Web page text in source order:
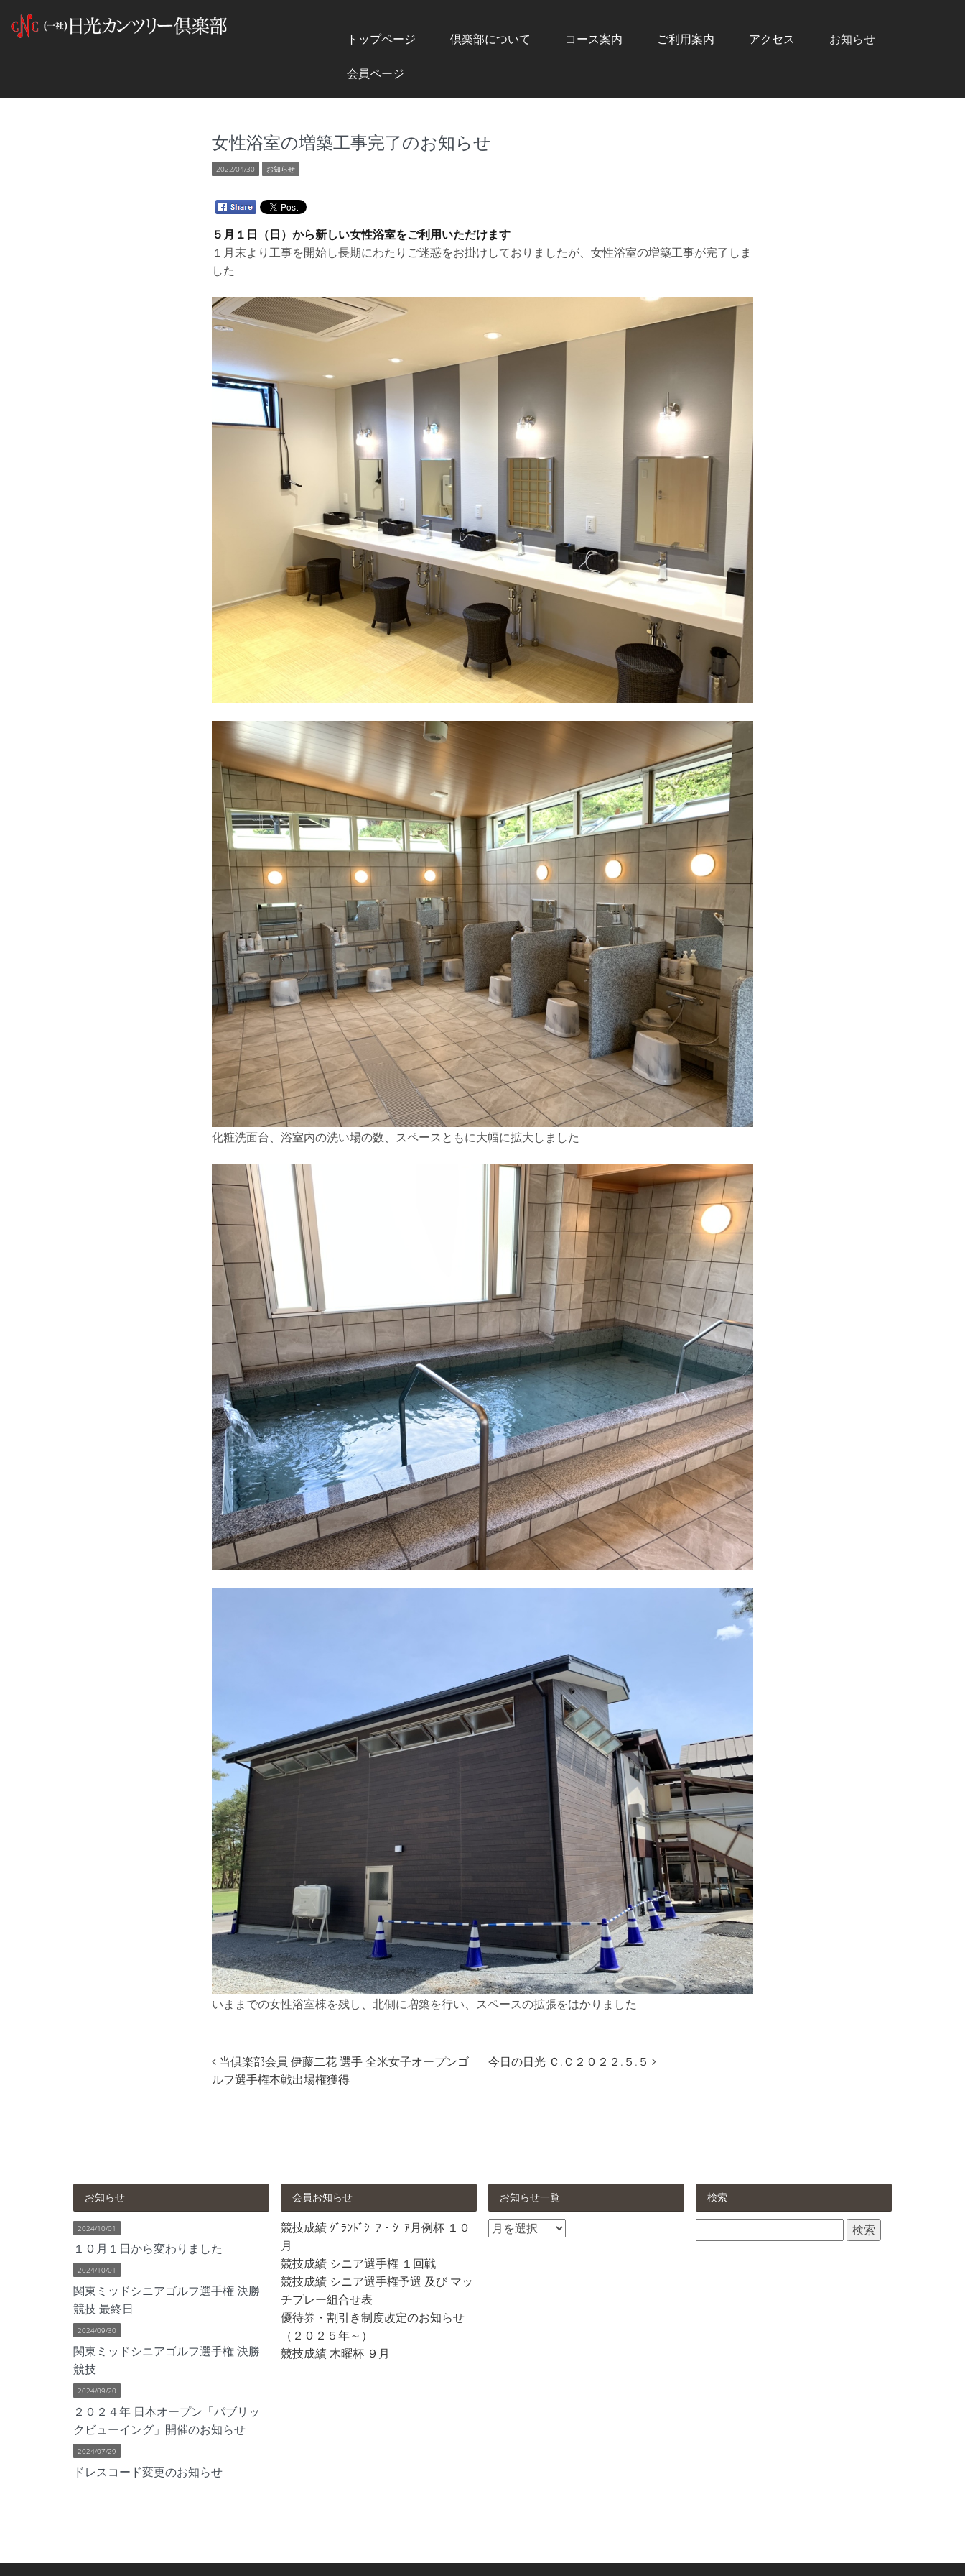
トップページ 倶楽部について コース案内 ご利用案内 アクセス お知らせ
会員ページ
女性浴室の増築工事完了のお知らせ
2022/04/30 お知らせ
５月１日（日）から新しい女性浴室をご利用いただけます
１月末より工事を開始し長期にわたりご迷惑をお掛けしておりましたが、女性浴室の増築工事が完了しま
した
化粧洗面台、浴室内の洗い場の数、スペースともに大幅に拡大しました
いままでの女性浴室棟を残し、北側に増築を行い、スペースの拡張をはかりました
当倶楽部会員 伊藤二花 選手 全米女子オープンゴ
ルフ選手権本戦出場権獲得
今日の日光 Ｃ.Ｃ２０２２.５.５
お知らせ
2024/10/01
１０月１日から変わりました
2024/10/01
関東ミッドシニアゴルフ選手権 決勝
競技 最終日
2024/09/30
関東ミッドシニアゴルフ選手権 決勝
競技
2024/09/20
２０２４年 日本オープン「パブリッ
クビューイング」開催のお知らせ
2024/07/29
ドレスコード変更のお知らせ
会員お知らせ
競技成績 ｸﾞﾗﾝﾄﾞｼﾆｱ・ｼﾆｱ月例杯 １０
月
競技成績 シニア選手権 １回戦
競技成績 シニア選手権予選 及び マッ
チプレー組合せ表
優待券・割引き制度改定のお知らせ
（２０２５年～）
競技成績 木曜杯 ９月
お知らせ一覧
お
検索
索: